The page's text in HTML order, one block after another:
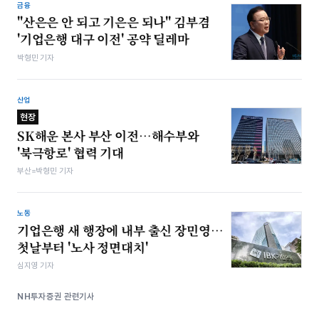
금융
"산은은 안 되고 기은은 되나" 김부겸
'기업은행 대구 이전' 공약 딜레마
박형민 기자
산업
현장
SK해운 본사 부산 이전…해수부와
'북극항로' 협력 기대
부산=박형민 기자
노동
기업은행 새 행장에 내부 출신 장민영…
첫날부터 '노사 정면대치'
심지영 기자
NH투자증권 관련기사